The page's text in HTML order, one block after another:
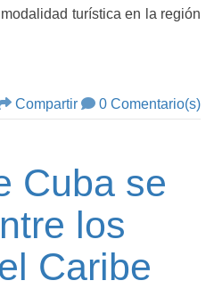
turística en la región
Compartir 0 Comentario(s)
Cuba se
los
Caribe